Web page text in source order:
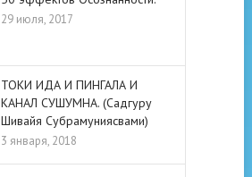
29 июля, 2017
ТОКИ ИДА И ПИНГАЛА И
КАНАЛ СУШУМНА. (Садгуру
Шивайя Субрамуниясвами)
3 января, 2018